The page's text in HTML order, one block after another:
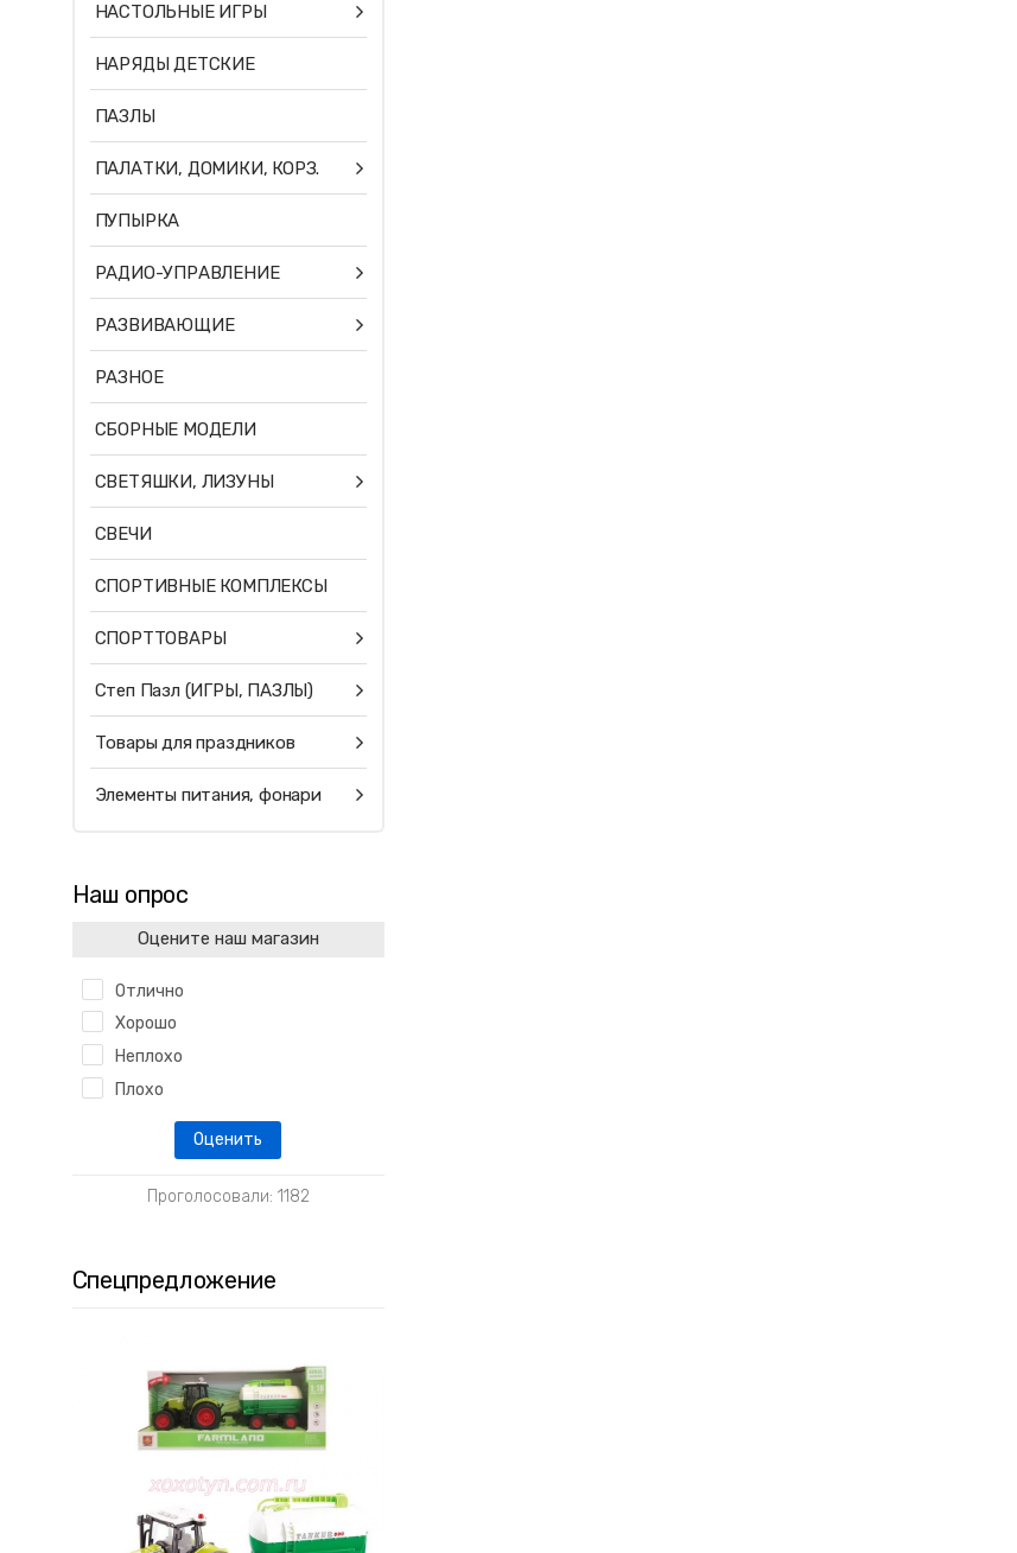
НАСТОЛЬНЫЕ ИГРЫ
НАРЯДЫ ДЕТСКИЕ
ПАЗЛЫ
ПАЛАТКИ, ДОМИКИ, КОРЗ.
ПУПЫРКА
РАДИО-УПРАВЛЕНИЕ
РАЗВИВАЮЩИЕ
РАЗНОЕ
СБОРНЫЕ МОДЕЛИ
СВЕТЯШКИ, ЛИЗУНЫ
СВЕЧИ
СПОРТИВНЫЕ КОМПЛЕКСЫ
СПОРТТОВАРЫ
Степ Пазл (ИГРЫ, ПАЗЛЫ)
Товары для праздников
Элементы питания, фонари
Наш опрос
Оцените наш магазин
Отлично
Хорошо
Неплохо
Плохо
Проголосовали: 1182
Спецпредложение